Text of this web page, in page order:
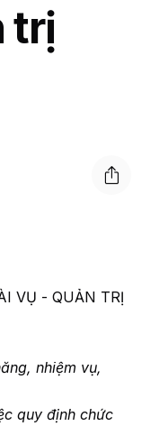
trị
VỤ - QUẢN TRỊ
nhiệm vụ,
quy định chức